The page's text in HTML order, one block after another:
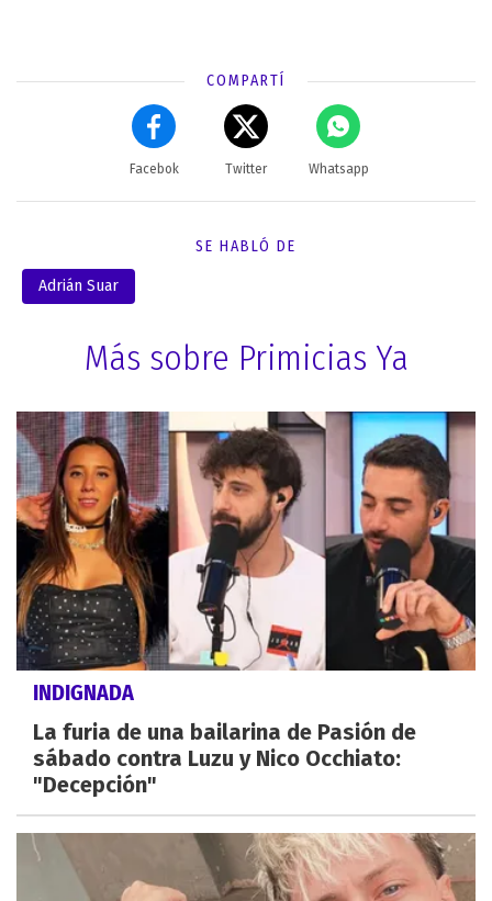
COMPARTÍ
Facebok Twitter Whatsapp
SE HABLÓ DE
Adrián Suar
Más sobre Primicias Ya
INDIGNADA
La furia de una bailarina de Pasión de
sábado contra Luzu y Nico Occhiato:
"Decepción"